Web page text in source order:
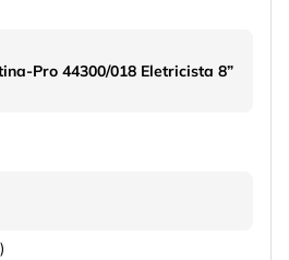
Pro 44300/018 Eletricista 8”